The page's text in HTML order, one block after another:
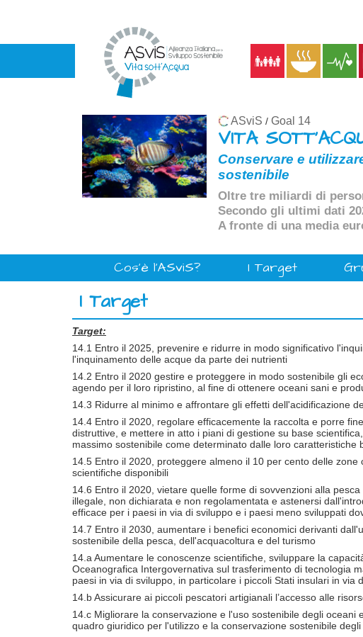
ASviS / Goal 14
VITA
Conservare e
sostenibile
Oltre tre miliardi di
Secondo gli ultimi dati
A fronte di una media
Cos'è l'ASviS? I Target
I Target
Target:
14.1 Entro il 2025, prevenire e ridurre in modo significativo
l'inquinamento delle acque da parte dei nutrienti
14.2 Entro il 2020 gestire e proteggere in modo sostenibile gli
agendo per il loro ripristino, al fine di ottenere oceani sani e
14.3 Ridurre al minimo e affrontare gli effetti dell'acidificazione
14.4 Entro il 2020, regolare efficacemente la raccolta e porre
distruttive, e mettere in atto i piani di gestione su base
massimo sostenibile come determinato dalle loro caratteristiche
14.5 Entro il 2020, proteggere almeno il 10 per cento delle
scientifiche disponibili
14.6 Entro il 2020, vietare quelle forme di sovvenzioni alla
illegale, non dichiarata e non regolamentata e astenersi
efficace per i paesi in via di sviluppo e i paesi meno sviluppati
14.7 Entro il 2030, aumentare i benefici economici derivanti
sostenibile della pesca, dell'acquacoltura e del turismo
14.a Aumentare le conoscenze scientifiche, sviluppare la
Oceanografica Intergovernativa sul trasferimento di tecnologia
paesi in via di sviluppo, in particolare i piccoli Stati insulari in via
14.b Assicurare ai piccoli pescatori artigianali l’accesso alle
14.c Migliorare la conservazione e l'uso sostenibile degli oceani
quadro giuridico per l'utilizzo e la conservazione sostenibile